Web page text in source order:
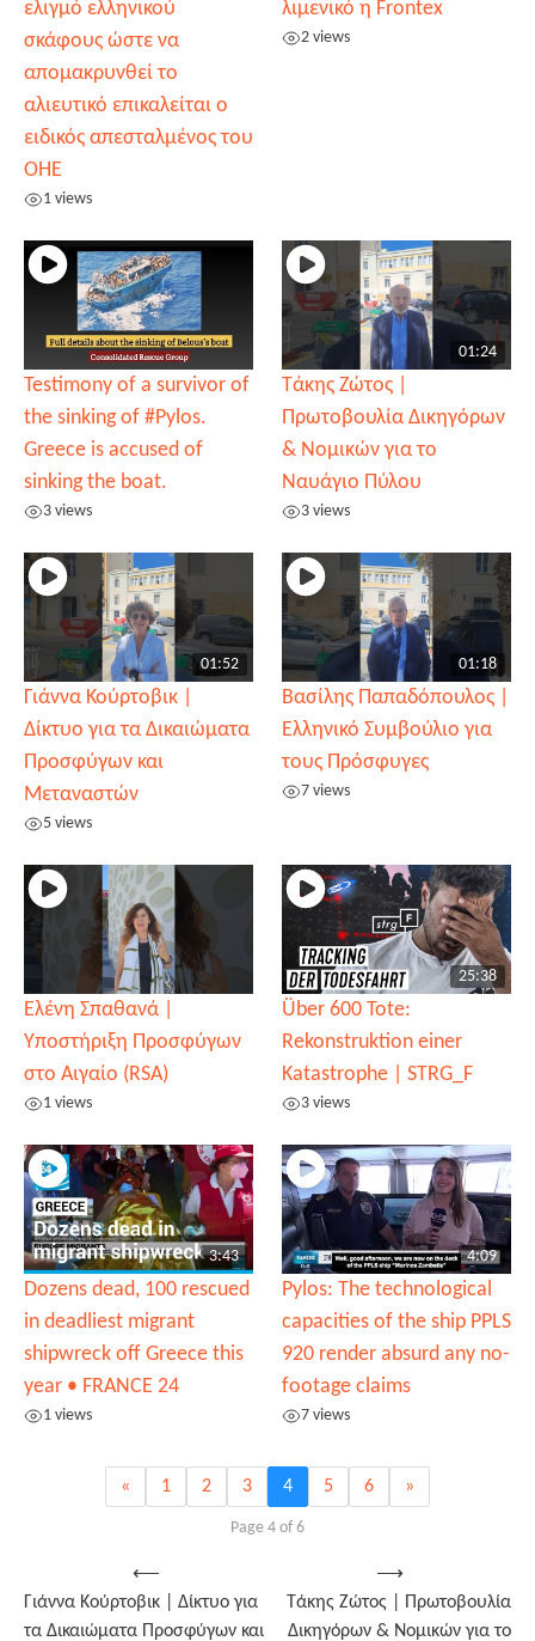
ελιγμό ελληνικού
σκάφους ώστε να
απομακρυνθεί το
αλιευτικό επικαλείται ο
ειδικός απεσταλμένος του
ΟΗΕ
1 views
λιμενικό η Frontex
2 views
Testimony of a survivor of
the sinking of #Pylos.
Greece is accused of
sinking the boat.
3 views
01:24
Τάκης Ζώτος |
Πρωτοβουλία Δικηγόρων
& Νομικών για το
Ναυάγιο Πύλου
3 views
01:52
Γιάννα Κούρτοβικ |
Δίκτυο για τα Δικαιώματα
Προσφύγων και
Μεταναστών
5 views
01:18
Βασίλης Παπαδόπουλος |
Ελληνικό Συμβούλιο για
τους Πρόσφυγες
7 views
Ελένη Σπαθανά |
Υποστήριξη Προσφύγων
στο Αιγαίο (RSA)
1 views
25:38
Über 600 Tote:
Rekonstruktion einer
Katastrophe | STRG_F
3 views
3:43
Dozens dead, 100 rescued
in deadliest migrant
shipwreck off Greece this
year • FRANCE 24
1 views
4:09
Pylos: The technological
capacities of the ship PPLS
920 render absurd any no-
footage claims
7 views
« 1 2 3 4 5 6 »
Page 4 of 6
navigation
⟵
Γιάννα Κούρτοβικ | Δίκτυο για
τα Δικαιώματα Προσφύγων και
Τάκης Ζώτος | Πρωτοβουλία
Δικηγόρων & Νομικών για το
⟶